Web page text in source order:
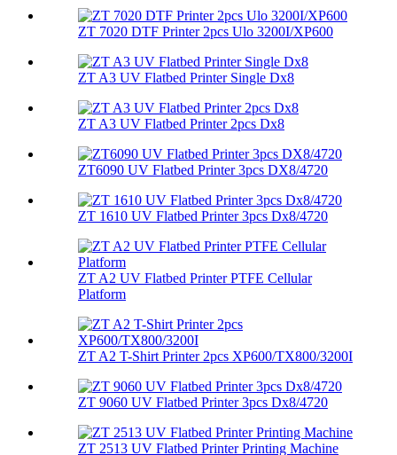
ZT 7020 DTF Printer 2pcs Ulo 3200I/XP600
ZT A3 UV Flatbed Printer Single Dx8
ZT A3 UV Flatbed Printer 2pcs Dx8
ZT6090 UV Flatbed Printer 3pcs DX8/4720
ZT 1610 UV Flatbed Printer 3pcs Dx8/4720
ZT A2 UV Flatbed Printer PTFE Cellular
Platform
ZT A2 T-Shirt Printer 2pcs XP600/TX800/3200I
ZT 9060 UV Flatbed Printer 3pcs Dx8/4720
ZT 2513 UV Flatbed Printer Printing Machine